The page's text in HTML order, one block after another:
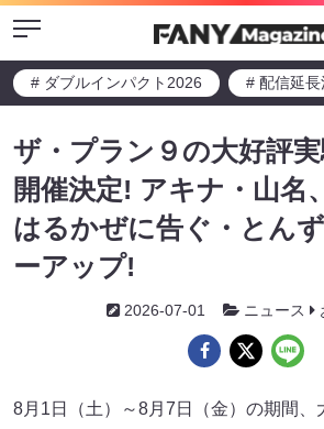
Menu
# ダブルインパクト2026 # 配信延長
ザ・プラン９の大好評
開催決定! アキナ・山名
はるかぜに告ぐ・とん
ーアップ!
2026-07-01 ニュース
8月1日（土）～8月7日（金）の期間、